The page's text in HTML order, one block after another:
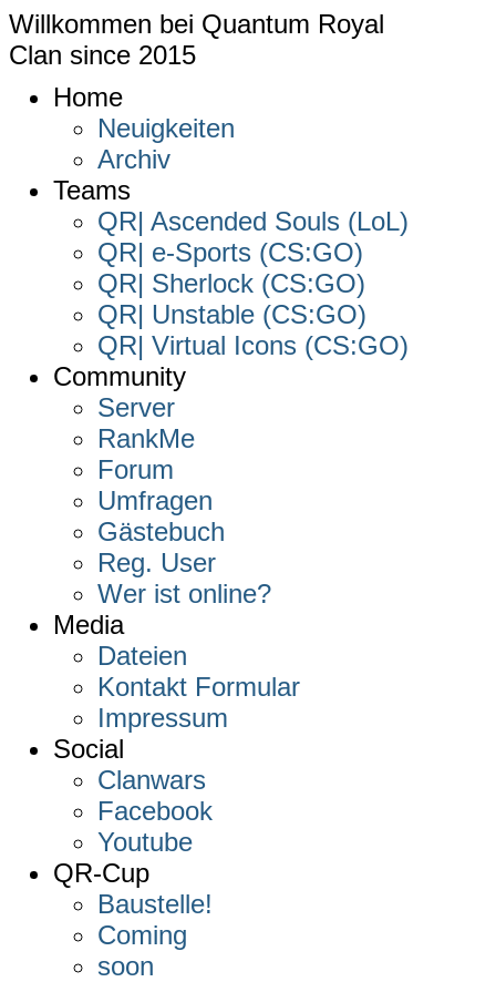
Willkommen bei Quantum Royal
Clan since 2015
Home
Neuigkeiten
Archiv
Teams
QR| Ascended Souls (LoL)
QR| e-Sports (CS:GO)
QR| Sherlock (CS:GO)
QR| Unstable (CS:GO)
QR| Virtual Icons (CS:GO)
Community
Server
RankMe
Forum
Umfragen
Gästebuch
Reg. User
Wer ist online?
Media
Dateien
Kontakt Formular
Impressum
Social
Clanwars
Facebook
Youtube
QR-Cup
Baustelle!
Coming
soon